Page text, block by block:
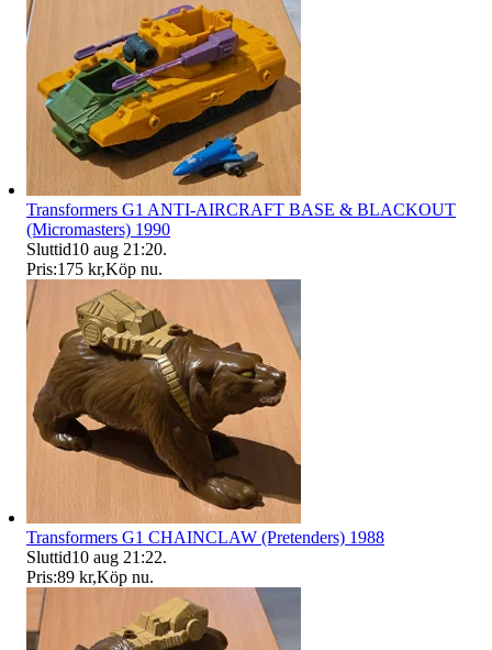
Transformers G1 ANTI-AIRCRAFT BASE & BLACKOUT
(Micromasters) 1990
Sluttid10 aug 21:20.
Pris:175 kr,Köp nu.
Transformers G1 CHAINCLAW (Pretenders) 1988
Sluttid10 aug 21:22.
Pris:89 kr,Köp nu.